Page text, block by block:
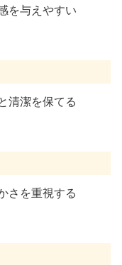
を与えやすい
清潔を保てる
さを重視する